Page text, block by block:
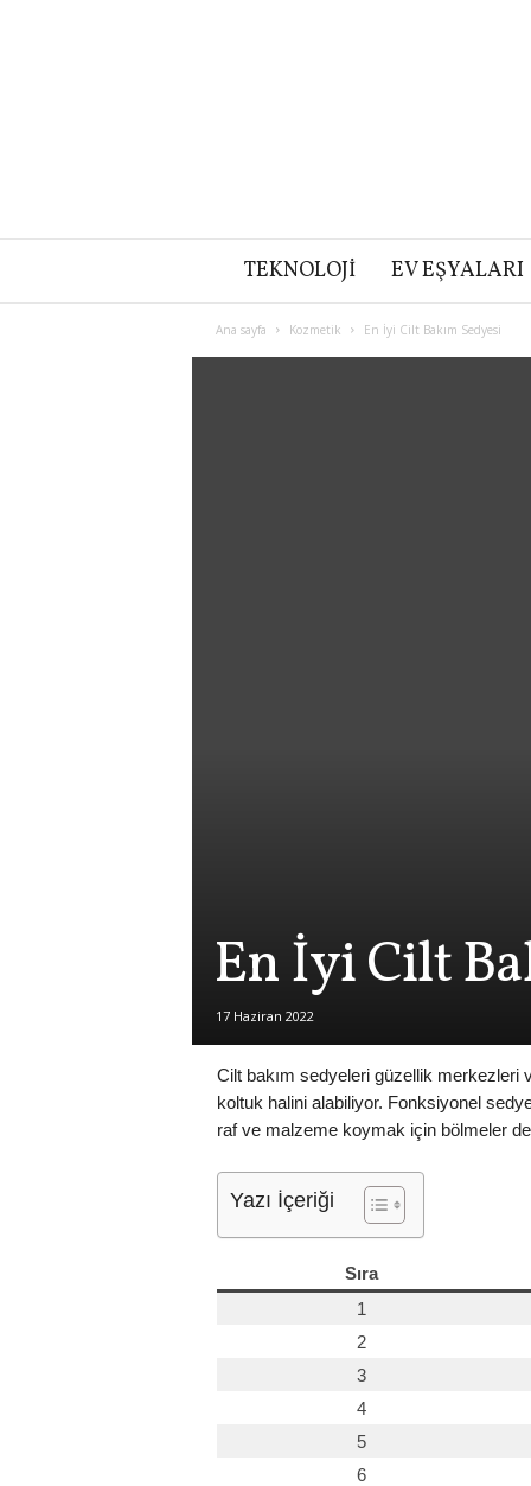
TEKNOLOJI EV EŞYALARI
Ana sayfa Kozmetik En İyi Cilt Bakım Sedyesi
En İyi Cilt
17 Haziran 2022
Cilt bakım sedyeleri güzellik merkezleri
koltuk halini alabiliyor. Fonksiyonel
raf ve malzeme koymak için bölmeler de
Yazı İçeriği
Sıra
1
2
3
4
5
6